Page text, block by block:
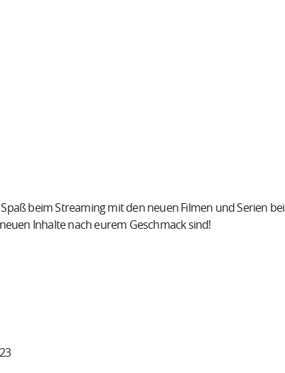
beim Streaming mit den neuen Filmen und Serien bei
Inhalte nach eurem Geschmack sind!